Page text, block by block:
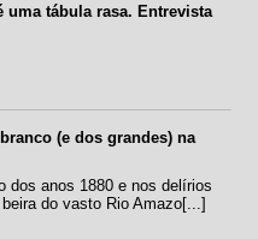
uma tábula rasa. Entrevista
(e dos grandes) na
dos anos 1880 e nos delírios
do vasto Rio Amazo[...]